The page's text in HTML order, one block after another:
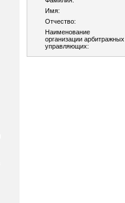
Имя:
Отчество:
Наименование
организации арбитражных
управляющих: